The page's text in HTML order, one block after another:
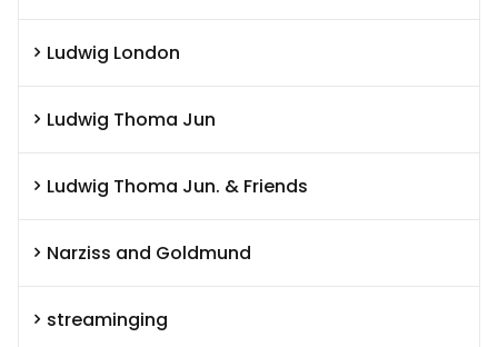
Ludwig London
Ludwig Thoma Jun
Ludwig Thoma Jun. & Friends
Narziss and Goldmund
streaminging